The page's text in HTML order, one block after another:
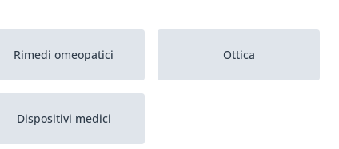
Rimedi omeopatici Ottica
Dispositivi medici